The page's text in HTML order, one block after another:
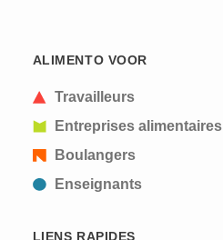
ALIMENTO VOOR
Travailleurs
Entreprises alimentaires
Boulangers
Enseignants
LIENS RAPIDES